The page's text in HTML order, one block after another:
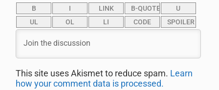
This site uses Akismet to reduce spam. Learn
how your comment data is processed.